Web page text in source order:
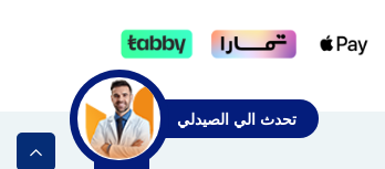
تحدث الي الصيدلي